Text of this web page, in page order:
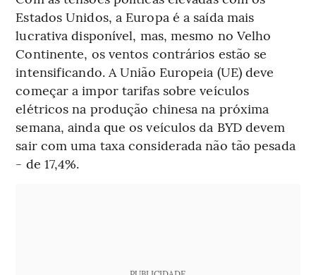
Estados Unidos, a Europa é a saída mais
lucrativa disponível, mas, mesmo no Velho
Continente, os ventos contrários estão se
intensificando. A União Europeia (UE) deve
começar a impor tarifas sobre veículos
elétricos na produção chinesa na próxima
semana, ainda que os veículos da BYD devem
sair com uma taxa considerada não tão pesada
- de 17,4%.